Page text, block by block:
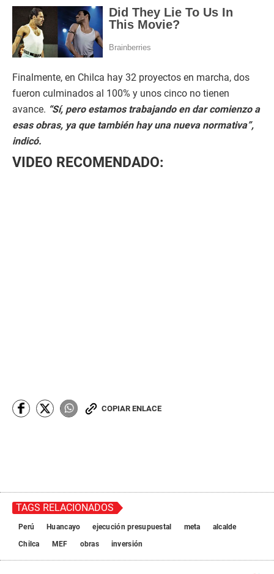
Finalmente, en Chilca hay 32 proyectos en marcha, dos
fueron culminados al 100% y unos cinco no tienen
avance. “Sí, pero estamos trabajando en dar comienzo a
esas obras, ya que también hay una nueva normativa”,
indicó.
VIDEO RECOMENDADO:
COPIAR ENLACE
TAGS RELACIONADOS
Perú Huancayo ejecución presupuestal meta
alcalde
Chilca
MEF obras inversión